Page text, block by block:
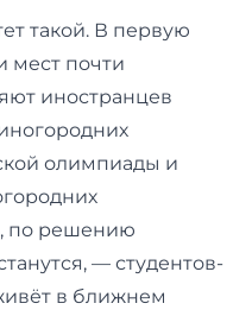
такой. В первую
мест почти
иностранцев
олимпиады и
по решению
— студентов-
в ближнем